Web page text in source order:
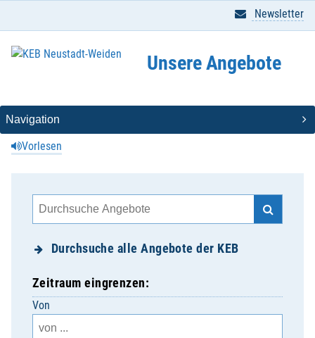
Vorlesen
Newsletter
Unsere Angebote
Durchsuche alle Angebote der KEB
Zeitraum eingrenzen:
Von